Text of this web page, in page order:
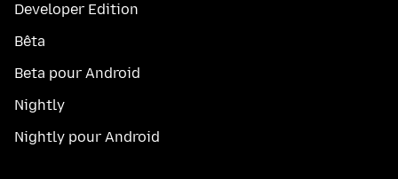
Developer Edition
Bêta
Beta pour Android
Nightly
Nightly pour Android